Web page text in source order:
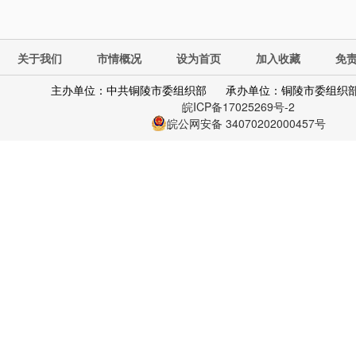
关于我们 市情概况 设为首页 加入收藏
免
主办单位：中共铜陵市委组织部
承办单位：铜陵市委组织
皖ICP备17025269号-2
皖公网安备 34070202000457号